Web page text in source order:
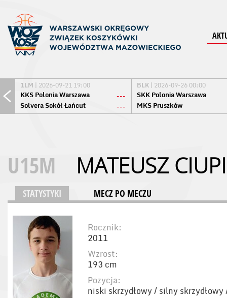
1LM | 2026-09-21 19:00
KKS Polonia Warszawa
---
Solvera Sokół Łańcut
---
BLK | 2026-09-26 00:00
SKK Polonia Warszawa
MKS Pruszków
U15M MATEUSZ
STATYSTYKI MECZ PO MECZU
Rocznik:
2011
Wzrost:
193 cm
Pozycja:
niski skrzydłowy / silny skrzydłowy